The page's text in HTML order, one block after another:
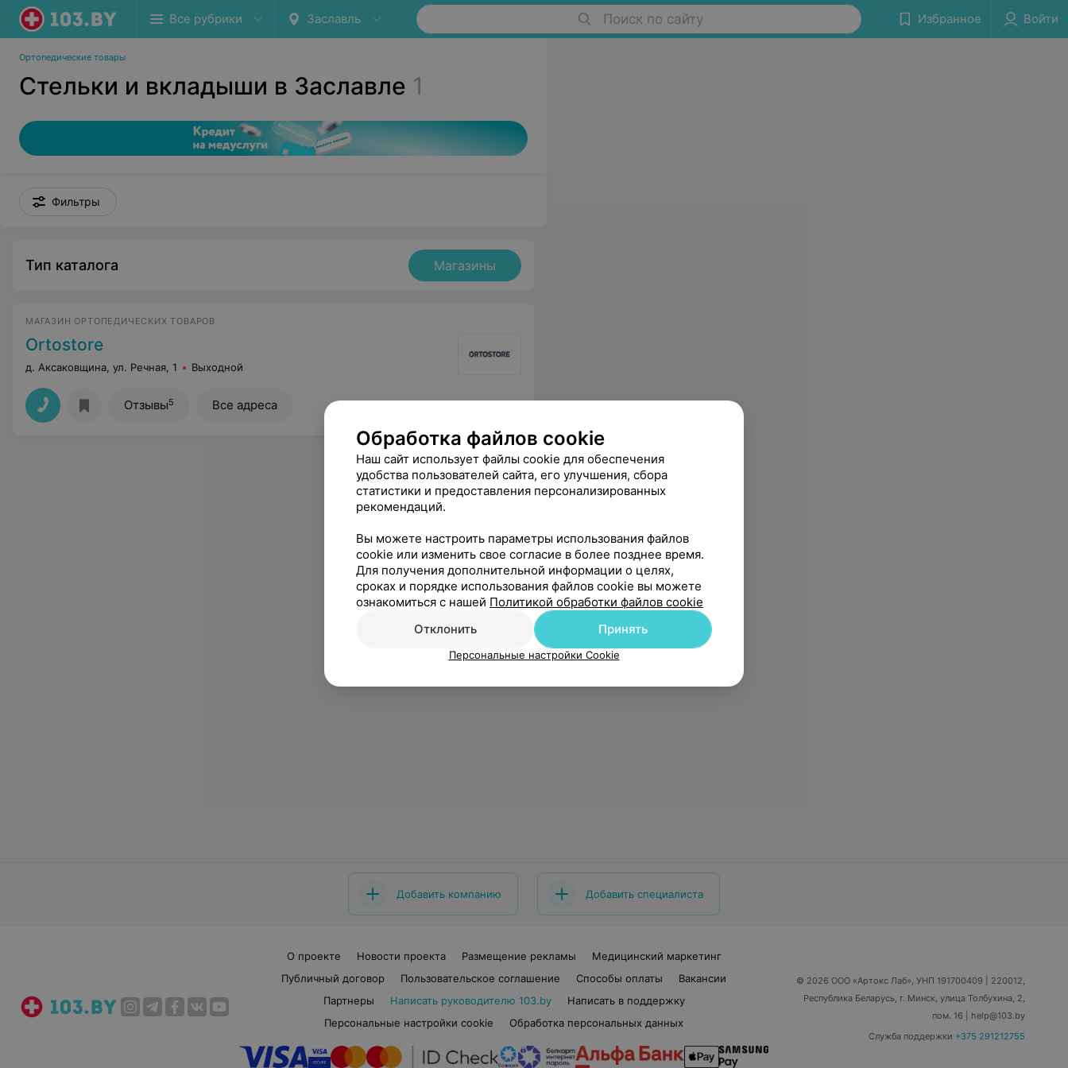
Все рубрики Заславль Поиск по сайту Избранное Войти
Ортопедические товары
Стельки и вкладыши в Заславле 1
Фильтры
Тип каталога Магазины
МАГАЗИН ОРТОПЕДИЧЕСКИХ ТОВАРОВ
Ortostore
д. Аксаковщина, ул. Речная, 1 Выходной
Отзывы5 Все адреса
Добавить компанию Добавить специалиста
О проекте Новости проекта Размещение рекламы
Медицинский маркетинг
Публичный договор
Пользовательское соглашение Способы оплаты
Вакансии
Партнеры
Написать руководителю 103.by
Написать в поддержку
Персональные настройки cookie
Обработка персональных данных
© 2026 ООО «Артокс Лаб», УНП 191700409 | 220012,
Республика Беларусь, г. Минск, улица Толбухина, 2,
пом. 16 | help@103.by
Служба поддержки +375 291212755
Обработка файлов cookie
Наш сайт использует файлы cookie для обеспечения
удобства пользователей сайта, его улучшения, сбора
статистики и предоставления персонализированных
рекомендаций.
Вы можете настроить параметры использования файлов
cookie или изменить свое согласие в более позднее время.
Для получения дополнительной информации о целях,
сроках и порядке использования файлов cookie вы можете
ознакомиться с нашей Политикой обработки файлов cookie
Отклонить
Принять
Персональные настройки Cookie